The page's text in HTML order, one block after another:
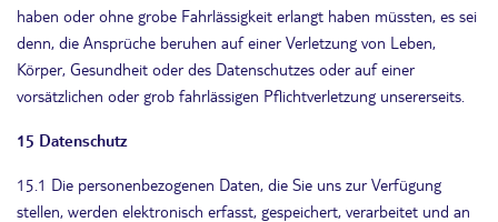
haben oder ohne grobe Fahrlässigkeit erlangt haben müssten, es sei
denn, die Ansprüche beruhen auf einer Verletzung von Leben,
Körper, Gesundheit oder des Datenschutzes oder auf einer
vorsätzlichen oder grob fahrlässigen Pflichtverletzung unsererseits.
15 Datenschutz
15.1 Die personenbezogenen Daten, die Sie uns zur Verfügung
stellen, werden elektronisch erfasst, gespeichert, verarbeitet und an